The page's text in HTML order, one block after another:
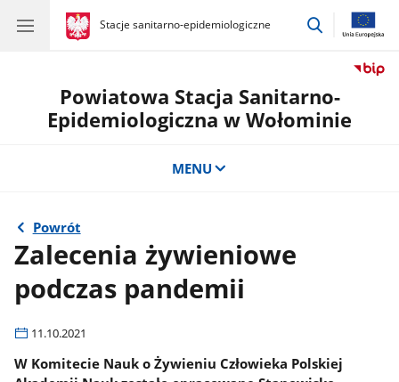
gov.pl
Stacje sanitarno-epidemiologiczne
gov.pl
Stacje
przejdź
Powiatowa Stacja Sanitarno-
Epidemiologiczna w Wołominie
MENU
Powrót
Zalecenia żywieniowe
podczas pandemii
11.10.2021
W Komitecie Nauk o Żywieniu Człowieka Polskiej